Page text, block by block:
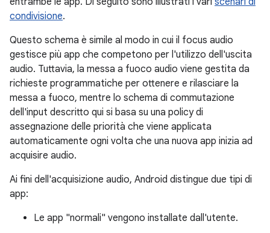
condivisione.
Questo schema è simile al modo in cui il focus audio
gestisce più app che competono per l'utilizzo dell'uscita
audio. Tuttavia, la messa a fuoco audio viene gestita da
richieste programmatiche per ottenere e rilasciare la
messa a fuoco, mentre lo schema di commutazione
dell'input descritto qui si basa su una policy di
assegnazione delle priorità che viene applicata
automaticamente ogni volta che una nuova app inizia ad
acquisire audio.
Ai fini dell'acquisizione audio, Android distingue due tipi di
app:
Le app "normali" vengono installate dall'utente.